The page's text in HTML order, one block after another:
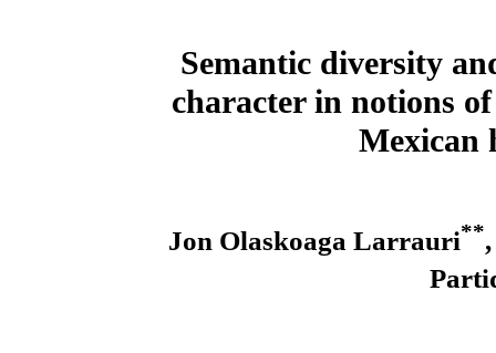
Semantic diversity
character in notions
Mexican
Jon Olaskoaga Larrauri**